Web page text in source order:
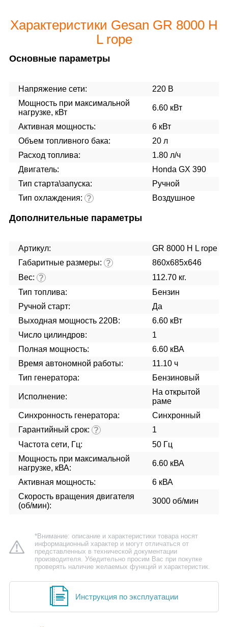
Характеристики Gesan GR 8000 H
L rope
Основные параметры
Напряжение сети:
220 В
Мощность при максимальной
нагрузке, кВт
6.60 кВт
Активная мощность:
6 кВт
Объем топливного бака:
20 л
Расход топлива:
1.80 л/ч
Двигатель:
Honda GX 390
Тип старта\запуска:
Ручной
Тип охлаждения: ? Воздушное
Дополнительные параметры
Артикул:
GR 8000 H L rope
Габаритные размеры: ?
860x685x646
Вес: ?
112.70 кг.
Тип топлива:
Бензин
Ручной старт:
Да
Выходная мощность 220В:
6.60 кВт
Число цилиндров:
1
Полная мощность:
6.60 кВА
Время автономной работы:
11.10 ч
Тип генератора:
Бензиновый
Исполнение:
На открытой
раме
Синхронность генератора:
Синхронный
Гарантийный срок: ?
1
Частота сети, Гц:
50 Гц
Мощность при максимальной
нагрузке, кВА:
6.60 кВА
Активная мощность:
6 кВА
Скорость вращения двигателя
(об/мин):
3000 об/мин
*Внимание: описание и характеристики товара носят
информационный характер и могут отличаться от
представленных в технической документации
производителя. Убедительно просим Вас при покупке
проверять наличие желаемых функций и характеристик.
Инструкция по эксплуатации